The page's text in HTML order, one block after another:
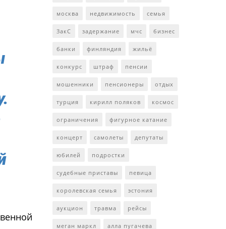
москва недвижимость семья
ЗакС задержание мчс бизнес
банки финляндия жильё
конкурс штраф пенсии
мошенники пенсионеры отдых
турция кирилл поляков космос
ограничения фигурное катание
концерт самолеты депутаты
юбилей подростки
судебные приставы певица
королевская семья эстония
аукцион травма рейсы
меган маркл алла пугачева